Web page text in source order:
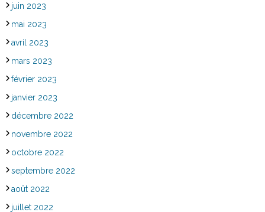
juin 2023
mai 2023
avril 2023
mars 2023
février 2023
janvier 2023
décembre 2022
novembre 2022
octobre 2022
septembre 2022
août 2022
juillet 2022